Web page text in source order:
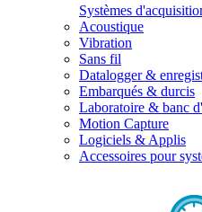
Systèmes
Acoustique
Vibration
Sans fil
Datalogger &
Embarqués & durcis
Laboratoire & banc
Motion Capture
Logiciels & Applis
Accessoires pour